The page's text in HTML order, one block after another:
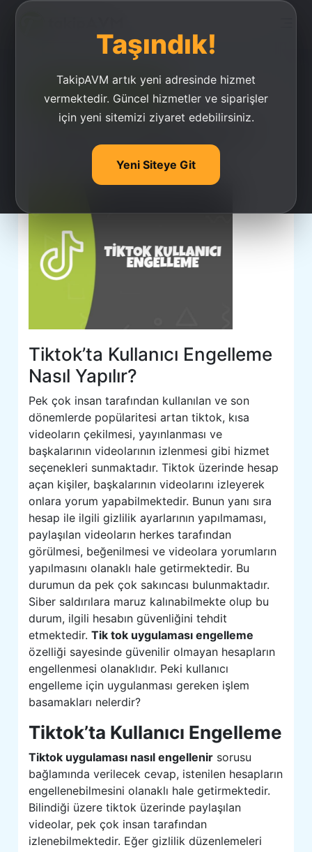
Taşındık!
TakipAVM artık yeni adresinde hizmet
vermektedir. Güncel hizmetler ve siparişler
için yeni sitemizi ziyaret edebilirsiniz.
Yeni Siteye Git
Ucuz Takipçi Satın Al
Tiktok'ta Kullanıcılar
Nasıl Engellenir?
Tiktok’ta Kullanıcı Engelleme
Nasıl Yapılır?
Pek çok insan tarafından kullanılan ve son
dönemlerde popülaritesi artan tiktok, kısa
videoların çekilmesi, yayınlanması ve
başkalarının videolarının izlenmesi gibi hizmet
seçenekleri sunmaktadır. Tiktok üzerinde hesap
açan kişiler, başkalarının videolarını izleyerek
onlara yorum yapabilmektedir. Bunun yanı sıra
hesap ile ilgili gizlilik ayarlarının yapılmaması,
paylaşılan videoların herkes tarafından
görülmesi, beğenilmesi ve videolara yorumların
yapılmasını olanaklı hale getirmektedir. Bu
durumun da pek çok sakıncası bulunmaktadır.
Siber saldırılara maruz kalınabilmekte olup bu
durum, ilgili hesabın güvenliğini tehdit
etmektedir.Tik tok uygulaması engelleme
özelliği sayesinde güvenilir olmayan hesapların
engellenmesi olanaklıdır. Peki kullanıcı
engelleme için uygulanması gereken işlem
basamakları nelerdir?
Tiktok’ta Kullanıcı Engelleme
Tiktok uygulaması nasıl engellenir sorusu
bağlamında verilecek cevap, istenilen hesapların
engellenebilmesini olanaklı hale getirmektedir.
Bilindiği üzere tiktok üzerinde paylaşılan
videolar, pek çok insan tarafından
izlenebilmektedir. Eğer gizlilik düzenlemeleri